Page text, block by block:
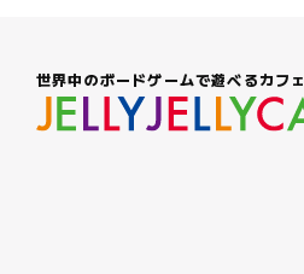
世界中のボードゲームで遊べるカフェ